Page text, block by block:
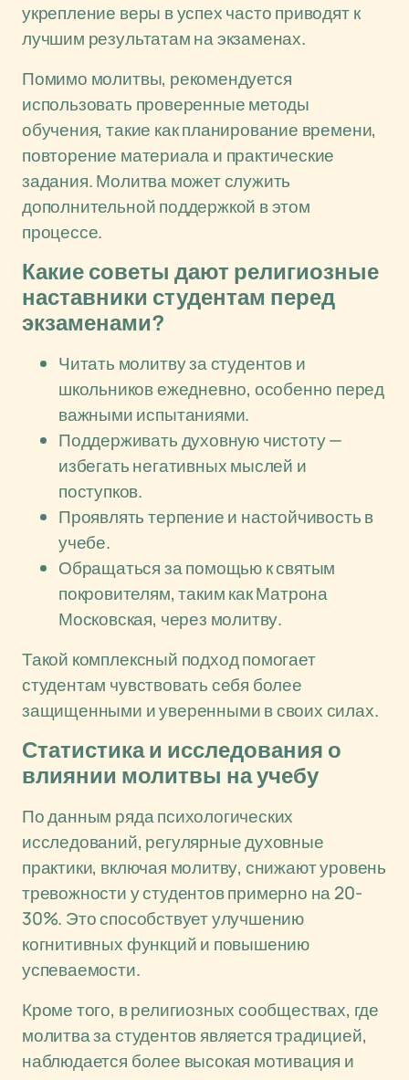
укрепление веры в успех часто приводят к
лучшим результатам на экзаменах.
Помимо молитвы, рекомендуется
использовать проверенные методы
обучения, такие как планирование времени,
повторение материала и практические
задания. Молитва может служить
дополнительной поддержкой в этом
процессе.
Какие советы дают религиозные
наставники студентам перед
экзаменами?
Читать молитву за студентов и
школьников ежедневно, особенно перед
важными испытаниями.
Поддерживать духовную чистоту —
избегать негативных мыслей и
поступков.
Проявлять терпение и настойчивость в
учебе.
Обращаться за помощью к святым
покровителям, таким как Матрона
Московская, через молитву.
Такой комплексный подход помогает
студентам чувствовать себя более
защищенными и уверенными в своих силах.
Статистика и исследования о
влиянии молитвы на учебу
По данным ряда психологических
исследований, регулярные духовные
практики, включая молитву, снижают уровень
тревожности у студентов примерно на 20-
30%. Это способствует улучшению
когнитивных функций и повышению
успеваемости.
Кроме того, в религиозных сообществах, где
молитва за студентов является традицией,
наблюдается более высокая мотивация и